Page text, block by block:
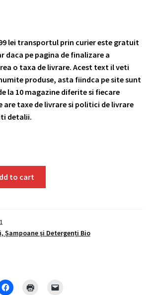
lei transportul prin curier este gratuit
daca pe pagina de finalizare a
o taxa de livrare. Acest text il veti
produse, asta fiindca pe site sunt
la 10 magazine diferite si fiecare
are taxe de livrare si politici de livrare
detalii.
to cart
Șampoane și Detergenți Bio